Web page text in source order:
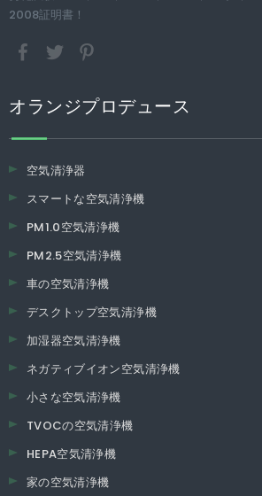
2008証明書！
オランジプロデュース
空気清浄器
スマートな空気清浄機
PM1.0空気清浄機
PM2.5空気清浄機
車の空気清浄機
デスクトップ空気清浄機
加湿器空気清浄機
ネガティブイオン空気清浄機
小さな空気清浄機
TVOCの空気清浄機
HEPA空気清浄機
家の空気清浄機